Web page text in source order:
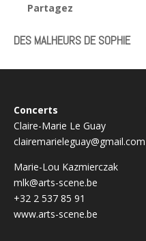
Partagez
DES MALHEURS DE SOPHIE
Concerts
Claire-Marie Le Guay
clairemarieleguay@gmail.com
Marie-Lou Kazmierczak
mlk@arts-scene.be
+32 2 537 85 91
www.arts-scene.be